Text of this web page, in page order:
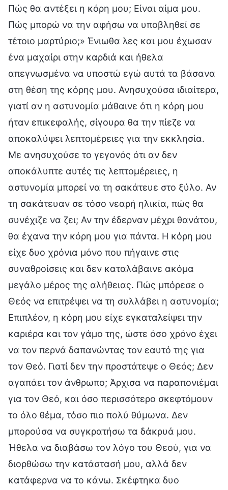
Πώς θα αντέξει η κόρη μου; Είναι αίμα μου.
Πώς μπορώ να την αφήσω να υποβληθεί σε
τέτοιο μαρτύριο;» Ένιωθα λες και μου έχωσαν
ένα μαχαίρι στην καρδιά και ήθελα
απεγνωσμένα να υποστώ εγώ αυτά τα βάσανα
στη θέση της κόρης μου. Ανησυχούσα ιδιαίτερα,
γιατί αν η αστυνομία μάθαινε ότι η κόρη μου
ήταν επικεφαλής, σίγουρα θα την πίεζε να
αποκαλύψει λεπτομέρειες για την εκκλησία.
Με ανησυχούσε το γεγονός ότι αν δεν
αποκάλυπτε αυτές τις λεπτομέρειες, η
αστυνομία μπορεί να τη σακάτευε στο ξύλο. Αν
τη σακάτευαν σε τόσο νεαρή ηλικία, πώς θα
συνέχιζε να ζει; Αν την έδερναν μέχρι θανάτου,
θα έχανα την κόρη μου για πάντα. Η κόρη μου
είχε δυο χρόνια μόνο που πήγαινε στις
συναθροίσεις και δεν καταλάβαινε ακόμα
μεγάλο μέρος της αλήθειας. Πώς μπόρεσε ο
Θεός να επιτρέψει να τη συλλάβει η αστυνομία;
Επιπλέον, η κόρη μου είχε εγκαταλείψει την
καριέρα και τον γάμο της, ώστε όσο χρόνο έχει
να τον περνά δαπανώντας τον εαυτό της για
τον Θεό. Γιατί δεν την προστάτεψε ο Θεός; Δεν
αγαπάει τον άνθρωπο; Άρχισα να παραπονιέμαι
για τον Θεό, και όσο περισσότερο σκεφτόμουν
το όλο θέμα, τόσο πιο πολύ θύμωνα. Δεν
μπορούσα να συγκρατήσω τα δάκρυά μου.
Ήθελα να διαβάσω τον λόγο του Θεού, για να
διορθώσω την κατάστασή μου, αλλά δεν
κατάφερνα να το κάνω. Σκέφτηκα δυο